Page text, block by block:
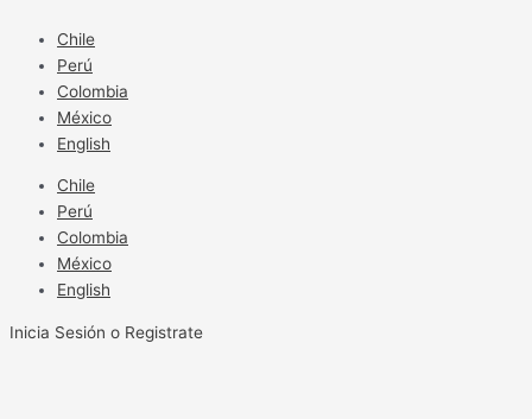
contenido
Chile
Perú
Colombia
México
English
Chile
Perú
Colombia
México
English
Inicia Sesión o Registrate